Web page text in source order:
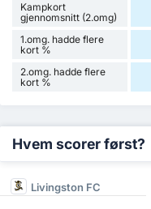
Kampkort
gjennomsnitt (2.omg)
1.omg. hadde flere
kort %
2.omg. hadde flere
kort %
Hvem scorer først?
Livingston FC